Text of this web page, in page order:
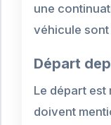
une
véhicule
Départ
Le départ est
doivent